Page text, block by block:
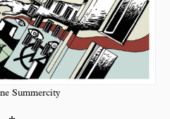
Summercity